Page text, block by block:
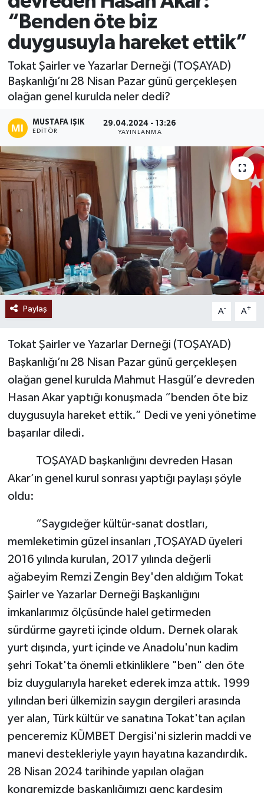
“Benden öte biz
duygusuyla hareket ettik”
Tokat Şairler ve Yazarlar Derneği (TOŞAYAD)
Başkanlığı’nı 28 Nisan Pazar günü gerçekleşen
olağan genel kurulda neler dedi?
MUSTAFA IŞIK
EDITÖR
29.04.2024 - 13:26
YAYINLANMA
Paylaş A- A+
Tokat Şairler ve Yazarlar Derneği (TOŞAYAD)
Başkanlığı’nı 28 Nisan Pazar günü gerçekleşen
olağan genel kurulda Mahmut Hasgül’e devreden
Hasan Akar yaptığı konuşmada “benden öte biz
duygusuyla hareket ettik.” Dedi ve yeni yönetime
başarılar diledi.
TOŞAYAD başkanlığını devreden Hasan
Akar’ın genel kurul sonrası yaptığı paylaşı şöyle
oldu:
“Saygıdeğer kültür-sanat dostları,
memleketimin güzel insanları ,TOŞAYAD üyeleri
2016 yılında kurulan, 2017 yılında değerli
ağabeyim Remzi Zengin Bey'den aldığım Tokat
Şairler ve Yazarlar Derneği Başkanlığını
imkanlarımız ölçüsünde halel getirmeden
sürdürme gayreti içinde oldum. Dernek olarak
yurt dışında, yurt içinde ve Anadolu'nun kadim
şehri Tokat'ta önemli etkinliklere "ben" den öte
biz duygularıyla hareket ederek imza attık. 1999
yılından beri ülkemizin saygın dergileri arasında
yer alan, Türk kültür ve sanatına Tokat'tan açılan
penceremiz KÜMBET Dergisi'ni sizlerin maddi ve
manevi destekleriyle yayın hayatına kazandırdık.
28 Nisan 2024 tarihinde yapılan olağan
kongremizde başkanlığımızı genç kardeşim
Ekonomi
Sağlık
Tokat Haber